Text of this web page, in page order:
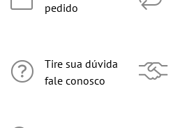
pedido
Tire sua dúvida
fale conosco